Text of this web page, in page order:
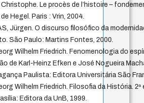
Christophe. Le procès de l’histoire –
Hegel. Paris : Vrin, 2004.
Jürgen. O discurso filosófico da
São Paulo: Martins Fontes, 2000.
Wilhelm Friedrich. Fenomenologia do
de Karl-Heinz Efken e José Nogueira
Paulista: Editora Universitária São
Wilhelm Friedrich. Filosofia da História.
Editora da UnB, 1999.